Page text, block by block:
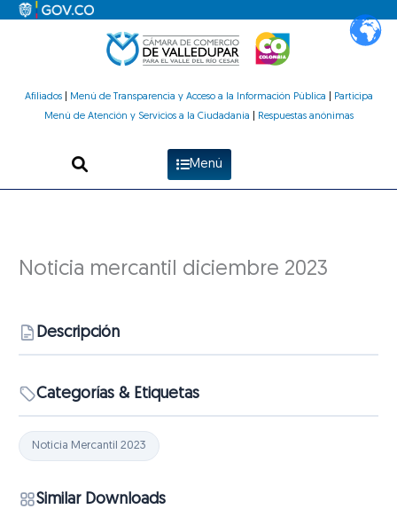
Afiliados| Menú de Transparencia y Acceso a la Información Pública
Participa
Menú de Atención y Servicios a la Ciudadanía
Respuestas anónimas
Menú
Noticia mercantil diciembre 2023
Descripción
Categorías & Etiquetas
Noticia Mercantil 2023
Similar Downloads